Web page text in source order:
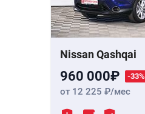
Nissan Qashqai
960 000 -33%
от 12 225 /мес